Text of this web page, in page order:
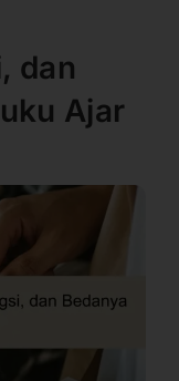
dan
Ajar